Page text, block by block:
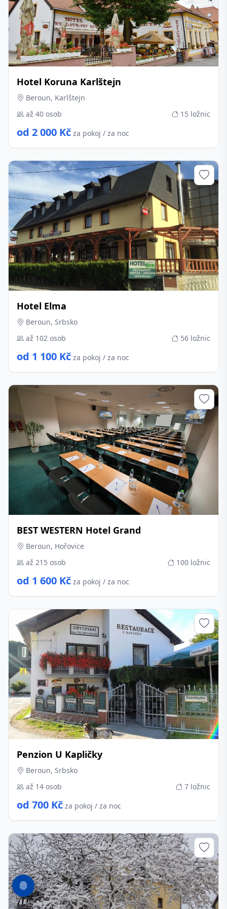
Hotel Koruna Karlštejn
Beroun, Karlštejn
až 40 osob
15 ložnic
od 2 000 Kč za pokoj / za noc
Hotel Elma
Beroun, Srbsko
až 102 osob
56 ložnic
od 1 100 Kč za pokoj / za noc
BEST WESTERN Hotel Grand
Beroun, Hořovice
až 215 osob
100 ložnic
od 1 600 Kč za pokoj / za noc
Penzion U Kapličky
Beroun, Srbsko
až 14 osob
7 ložnic
od 700 Kč za pokoj / za noc